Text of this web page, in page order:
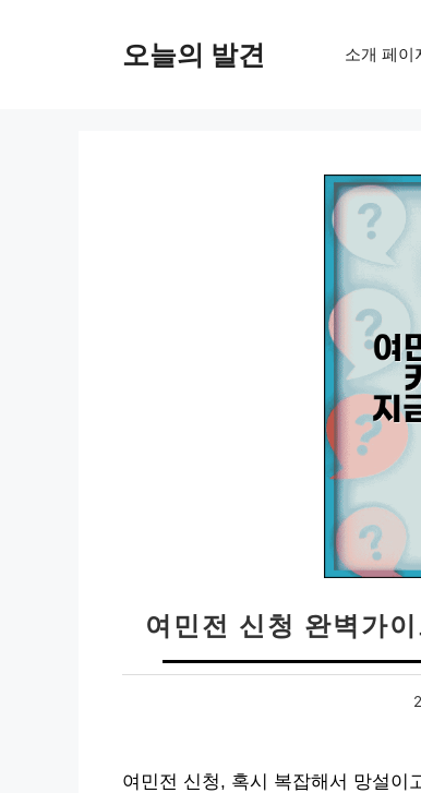
오늘의 발견 소개 페이
여민전 신청 완벽가
여민전 신청, 혹시 복잡해서 망설이